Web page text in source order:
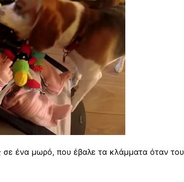
ένα μωρό, που έβαλε τα κλάμματα όταν του